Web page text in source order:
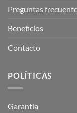
Preguntas
Beneficios
Contacto
POLÍTICAS
Garantía